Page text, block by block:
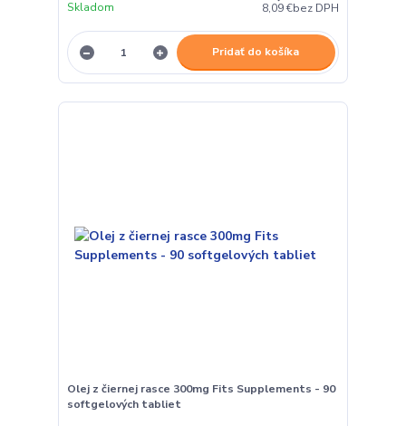
8,09 €bez DPH
Skladom
Pridať do košíka
Olej z čiernej rasce 300mg Fits Supplements - 90
softgelových tabliet